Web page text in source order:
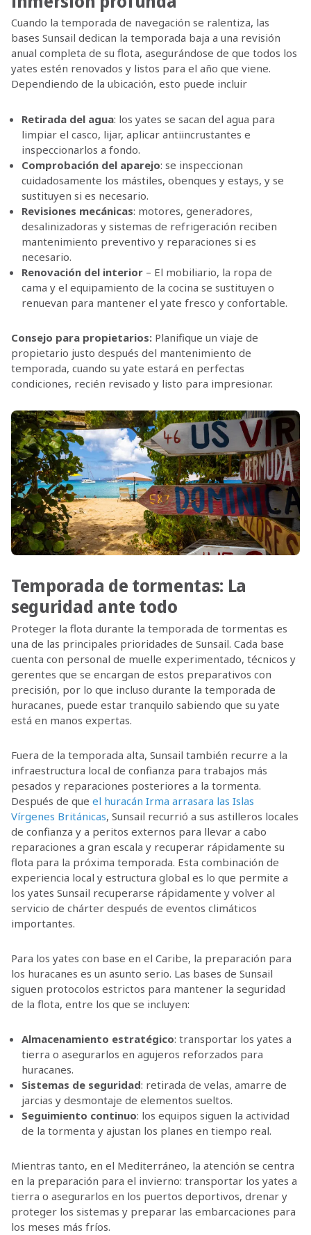
Cuando la temporada de navegación se ralentiza, las
bases Sunsail dedican la temporada baja a una revisión
anual completa de su flota, asegurándose de que todos los
yates estén renovados y listos para el año que viene.
Dependiendo de la ubicación, esto puede incluir
Retirada del agua: los yates se sacan del agua para
limpiar el casco, lijar, aplicar antiincrustantes e
inspeccionarlos a fondo.
Comprobación del aparejo: se inspeccionan
cuidadosamente los mástiles, obenques y estays, y se
sustituyen si es necesario.
Revisiones mecánicas: motores, generadores,
desalinizadoras y sistemas de refrigeración reciben
mantenimiento preventivo y reparaciones si es
necesario.
Renovación del interior– El mobiliario, la ropa de
cama y el equipamiento de la cocina se sustituyen o
renuevan para mantener el yate fresco y confortable.
Consejo para propietarios:Planifique un viaje de
propietario justo después del mantenimiento de
temporada, cuando su yate estará en perfectas
condiciones, recién revisado y listo para impresionar.
Temporada de tormentas: La
seguridad ante todo
Proteger la flota durante la temporada de tormentas es
una de las principales prioridades de Sunsail. Cada base
cuenta con personal de muelle experimentado, técnicos y
gerentes que se encargan de estos preparativos con
precisión, por lo que incluso durante la temporada de
huracanes, puede estar tranquilo sabiendo que su yate
está en manos expertas.
Fuera de la temporada alta, Sunsail también recurre a la
infraestructura local de confianza para trabajos más
pesados y reparaciones posteriores a la tormenta.
Después de que el huracán Irma arrasara las Islas
Vírgenes Británicas, Sunsail recurrió a sus astilleros locales
de confianza y a peritos externos para llevar a cabo
reparaciones a gran escala y recuperar rápidamente su
flota para la próxima temporada. Esta combinación de
experiencia local y estructura global es lo que permite a
los yates Sunsail recuperarse rápidamente y volver al
servicio de chárter después de eventos climáticos
importantes.
Para los yates con base en el Caribe, la preparación para
los huracanes es un asunto serio. Las bases de Sunsail
siguen protocolos estrictos para mantener la seguridad
de la flota, entre los que se incluyen:
Almacenamiento estratégico: transportar los yates a
tierra o asegurarlos en agujeros reforzados para
huracanes.
Sistemas de seguridad: retirada de velas, amarre de
jarcias y desmontaje de elementos sueltos.
Seguimiento continuo: los equipos siguen la actividad
de la tormenta y ajustan los planes en tiempo real.
Mientras tanto, en el Mediterráneo, la atención se centra
en la preparación para el invierno: transportar los yates a
tierra o asegurarlos en los puertos deportivos, drenar y
proteger los sistemas y preparar las embarcaciones para
los meses más fríos.